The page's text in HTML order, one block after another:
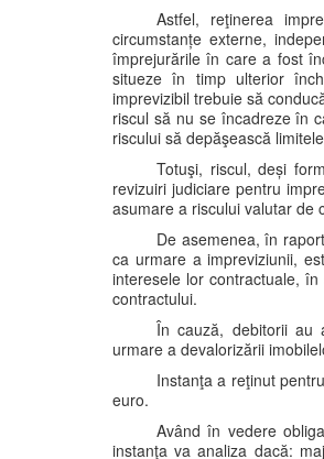
Astfel, reţinerea
circumstanțe externe,
împrejurările în care a fost
situeze în timp ulterior
imprevizibil trebuie să
riscul să nu se încadreze în
riscului să depăşească
Totuşi, riscul, deși
revizuiri judiciare pentru
asumare a riscului valutar de
De asemenea, în
ca urmare a impreviziunii,
interesele lor contractuale,
contractului.
În cauză, debitorii au
urmare a devalorizării
Instanţa a reţinut
euro.
Având în vedere
instanţa va analiza dacă: